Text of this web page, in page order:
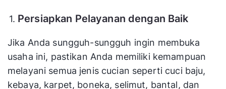
Persiapkan Pelayanan dengan Baik
Jika Anda sungguh-sungguh ingin membuka
usaha ini, pastikan Anda memiliki kemampuan
melayani semua jenis cucian seperti cuci baju,
kebaya, karpet, boneka, selimut, bantal, dan